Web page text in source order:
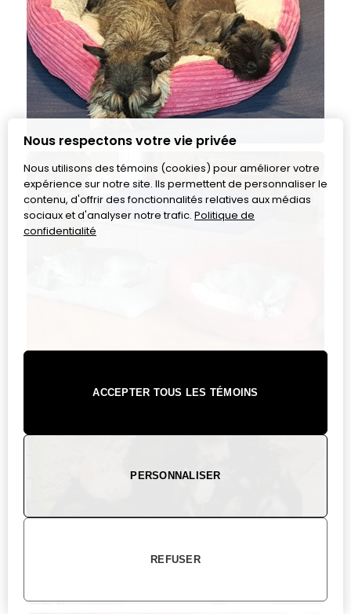
Nous respectons votre vie privée
Nous utilisons des témoins (cookies) pour améliorer votre
expérience sur notre site. Ils permettent de personnaliser le
contenu, d'offrir des fonctionnalités relatives aux médias
sociaux et d'analyser notre trafic. Politique de
confidentialité
ACCEPTER TOUS LES TÉMOINS
PERSONNALISER
REFUSER